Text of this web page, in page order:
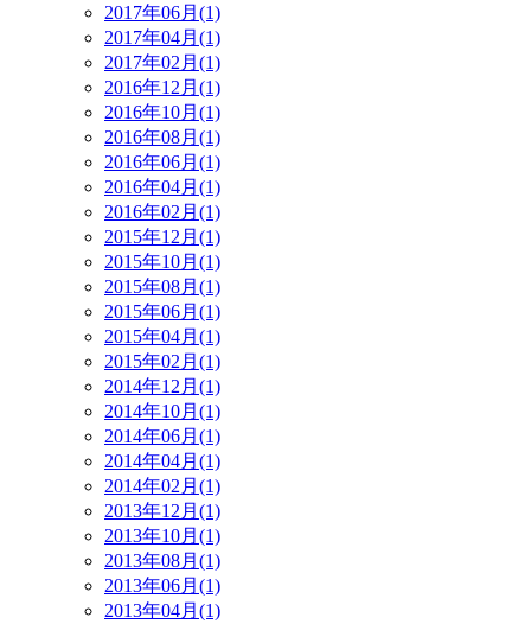
2017年06月(1)
2017年04月(1)
2017年02月(1)
2016年12月(1)
2016年10月(1)
2016年08月(1)
2016年06月(1)
2016年04月(1)
2016年02月(1)
2015年12月(1)
2015年10月(1)
2015年08月(1)
2015年06月(1)
2015年04月(1)
2015年02月(1)
2014年12月(1)
2014年10月(1)
2014年06月(1)
2014年04月(1)
2014年02月(1)
2013年12月(1)
2013年10月(1)
2013年08月(1)
2013年06月(1)
2013年04月(1)